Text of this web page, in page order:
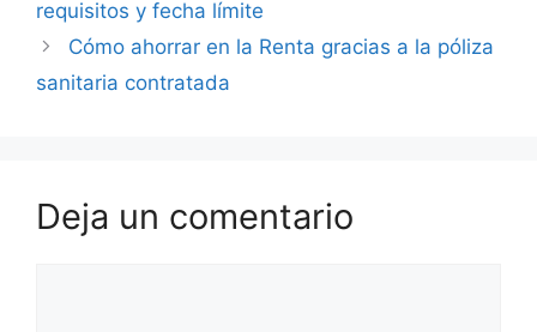
requisitos y fecha límite
Cómo ahorrar en la Renta gracias a la póliza
sanitaria contratada
Deja un comentario